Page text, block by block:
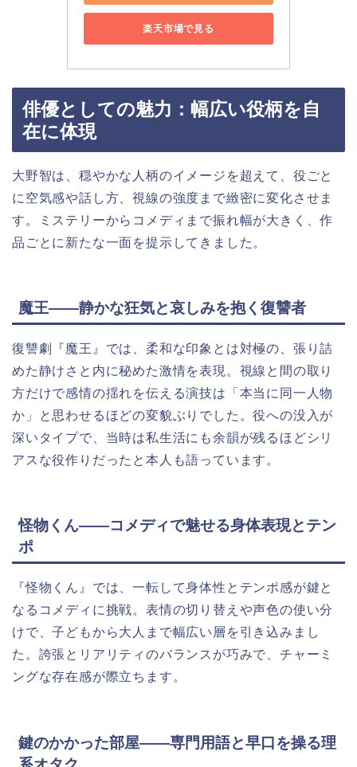
楽天市場で見る
俳優としての魅力：幅広い役柄を自
在に体現
大野智は、穏やかな人柄のイメージを超えて、役ごと
に空気感や話し方、視線の強度まで緻密に変化させま
す。ミステリーからコメディまで振れ幅が大きく、作
品ごとに新たな一面を提示してきました。
魔王――静かな狂気と哀しみを抱く復讐者
復讐劇『魔王』では、柔和な印象とは対極の、張り詰
めた静けさと内に秘めた激情を表現。視線と間の取り
方だけで感情の揺れを伝える演技は「本当に同一人物
か」と思わせるほどの変貌ぶりでした。役への没入が
深いタイプで、当時は私生活にも余韻が残るほどシリ
アスな役作りだったと本人も語っています。
怪物くん――コメディで魅せる身体表現とテン
ポ
『怪物くん』では、一転して身体性とテンポ感が鍵と
なるコメディに挑戦。表情の切り替えや声色の使い分
けで、子どもから大人まで幅広い層を引き込みまし
た。誇張とリアリティのバランスが巧みで、チャーミ
ングな存在感が際立ちます。
鍵のかかった部屋――専門用語と早口を操る理